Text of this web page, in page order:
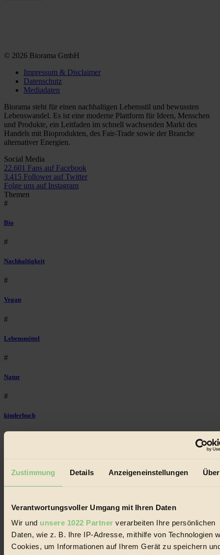
Zustimmung Details Anzeigeneinstellungen
Verantwortungsvoller Umgang mit Ihren Daten
Wir und unsere 1022 Partner verarbeiten Ihre persönlichen
Daten, wie z. B. Ihre IP-Adresse, mithilfe von Technologien
Cookies, um Informationen auf Ihrem Gerät zu speichern
© 2026 Biorama GmbH
Impressum & Disclaimer
Datenschutz
Mediadaten
Biorama steht für einen nachhaltigen Lebensstil und bewussten
Lebenswandel. Es ist eine moderne Plattform für Ideen, Menschen
und Produkte, ein Leitfaden im schnell wachsenden Markt des
Handels mit Bioprodukten, des Fair-Trade sowie der Branche
alternativer Energien.
Social Media
22.601 Fans auf Facebook
3.415 Follower auf Twitter
Folge uns auf Instagram
Themen
#
Bio
#
Nachhaltigkeit
#
Vegan
#
Lebensmittel
#
Natur
#
kinderbuch
#
nachhaltig